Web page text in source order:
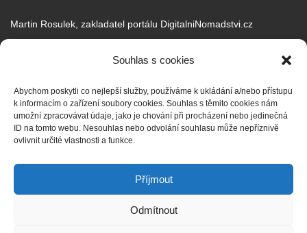
Souhlas s cookies
Abychom poskytli co nejlepší služby, používáme k ukládání a/nebo přístupu
k informacím o zařízení soubory cookies. Souhlas s těmito cookies nám
umožní zpracovávat údaje, jako je chování při procházení nebo jedinečná
ID na tomto webu. Nesouhlas nebo odvolání souhlasu může nepříznivě
ovlivnit určité vlastnosti a funkce.
Příjmout
Odmítnout
Martin Rosulek, zakladatel portálu DigitalniNomadstvi.cz
cestovaní a práce na dálku. Digitální nomádství je fenoménem 21.
Rád sdílím své zkušenosti, poznatky a myšlenky v oblasti podnikání,
copywritingu, SEO, obsahové strategie pro webové portály, sociálních
sítí, inovací a budoucích trendů.
investuji, razím myšlenku finanční svobody a pasivního příjmu.